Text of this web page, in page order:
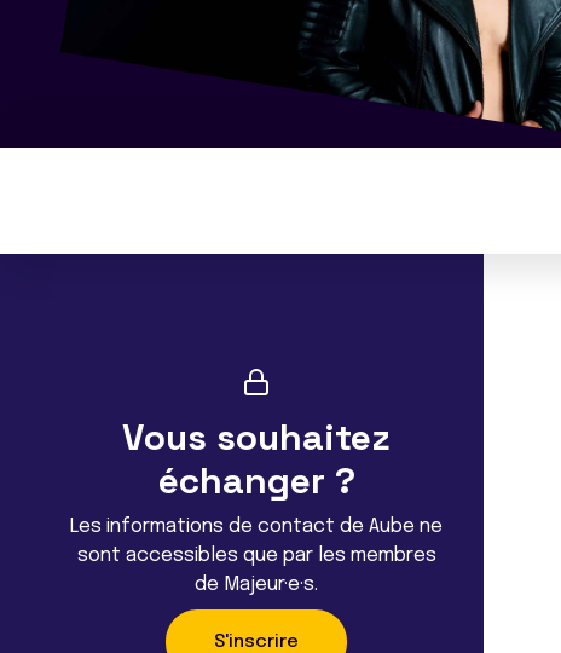
Vous souhaitez
échanger ?
Les informations de contact de Aube ne
sont accessibles que par les membres
de Majeur·e·s.
S'inscrire